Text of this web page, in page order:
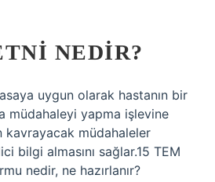
NEDIR?
uygun olarak hastanın bir
müdahaleyi yapma işlevine
kavrayacak müdahaleler
bilgi almasını sağlar.15 TEM
nedir, ne hazırlanır?